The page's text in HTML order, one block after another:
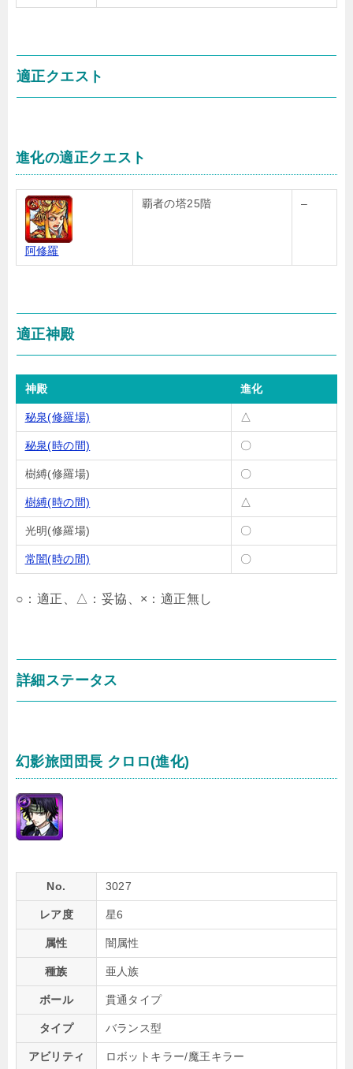
適正クエスト
進化の適正クエスト
阿修羅
覇者の塔25階 –
適正神殿
神殿 進化
秘泉(修羅場) △
秘泉(時の間) 〇
樹縛(修羅場) 〇
樹縛(時の間) △
光明(修羅場) 〇
常闇(時の間) 〇
○：適正、△：妥協、×：適正無し
詳細ステータス
幻影旅団団長 クロロ(進化)
No. 3027
レア度 星6
属性 闇属性
種族 亜人族
ボール 貫通タイプ
タイプ バランス型
アビリティ ロボットキラー/魔王キラー